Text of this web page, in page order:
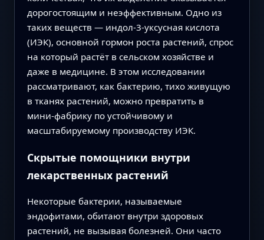
дорогостоящим и неэффективным. Одно из
таких веществ — индол-3-уксусная кислота
(ИЭК), основной гормон роста растений, спрос
на который растёт в сельском хозяйстве и
даже в медицине. В этом исследовании
рассматривают, как бактерию, тихо живущую
в тканях растений, можно превратить в
мини‑фабрику по устойчивому и
масштабируемому производству ИЭК.
Скрытые помощники внутри
лекарственных растений
Некоторые бактерии, называемые
эндофитами, обитают внутри здоровых
растений, не вызывая болезней. Они часто